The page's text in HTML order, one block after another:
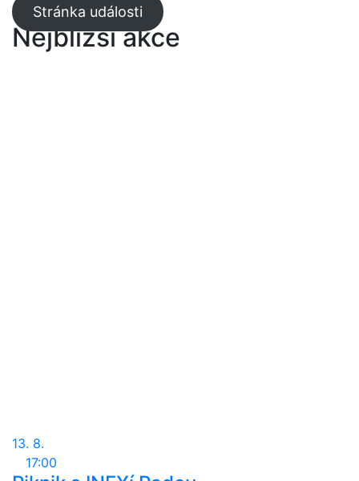
Stránka události
Nejbližší akce
13. 8.
17:00